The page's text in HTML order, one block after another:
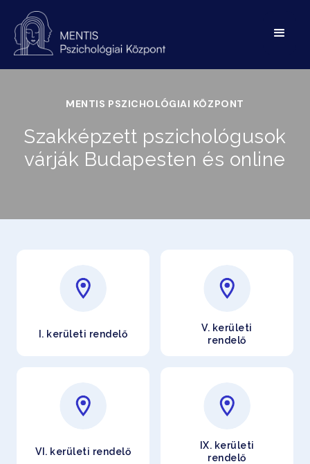
MENTIS PSZICHOLÓGIAI KÖZPONT
Szakképzett pszichológusok
várják Budapesten és online
I. kerületi rendelő
V. kerületi
rendelő
VI. kerületi rendelő
IX. kerületi
rendelő